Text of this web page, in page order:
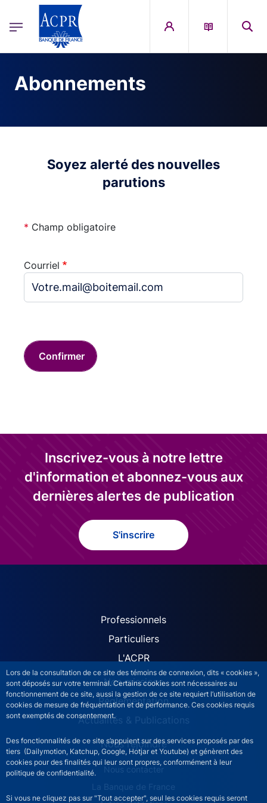
Lors de la consultation de ce site des témoins de connexion, dits « cookies »,
sont déposés sur votre terminal. Certains cookies sont nécessaires au
fonctionnement de ce site, aussi la gestion de ce site requiert l’utilisation de
cookies de mesure de fréquentation et de performance. Ces cookies requis
sont exemptés de consentement.
Des fonctionnalités de ce site s’appuient sur des services proposés par des
tiers (Dailymotion, Katchup, Google, Hotjar et Youtube) et génèrent des
cookies pour des finalités qui leur sont propres, conformément à leur
politique de confidentialité.
Si vous ne cliquez pas sur "Tout accepter", seul les cookies requis seront
ACPR Menu Principal (French)
Abonnements
Soyez alerté des nouvelles
parutions
* Champ obligatoire
Courriel
Inscrivez-vous à notre lettre
d'information et abonnez-vous aux
dernières alertes de publication
S'inscrire
ACPR site navigation
Professionnels
Particuliers
L'ACPR
Nos missions
Réglementation
Actualités & Publications
Nous rejoindre
ACPR footer secondary menu (French)
Nous contacter
La Banque de France